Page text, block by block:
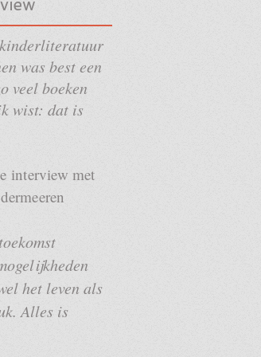
was best een
veel boeken
wist: dat is
interview met
het leven als
Alles is